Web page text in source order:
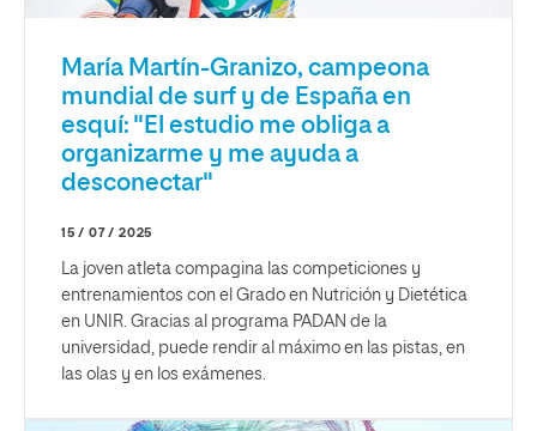
María Martín-Granizo, campeona
mundial de surf y de España en
esquí: "El estudio me obliga a
organizarme y me ayuda a
desconectar"
15 / 07 / 2025
La joven atleta compagina las competiciones y
entrenamientos con el Grado en Nutrición y Dietética
en UNIR. Gracias al programa PADAN de la
universidad, puede rendir al máximo en las pistas, en
las olas y en los exámenes.